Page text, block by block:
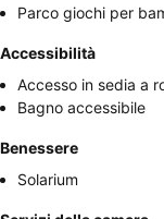
Parco giochi per
Accessibilità
Accesso in sedia a
Bagno accessibile
Benessere
Solarium